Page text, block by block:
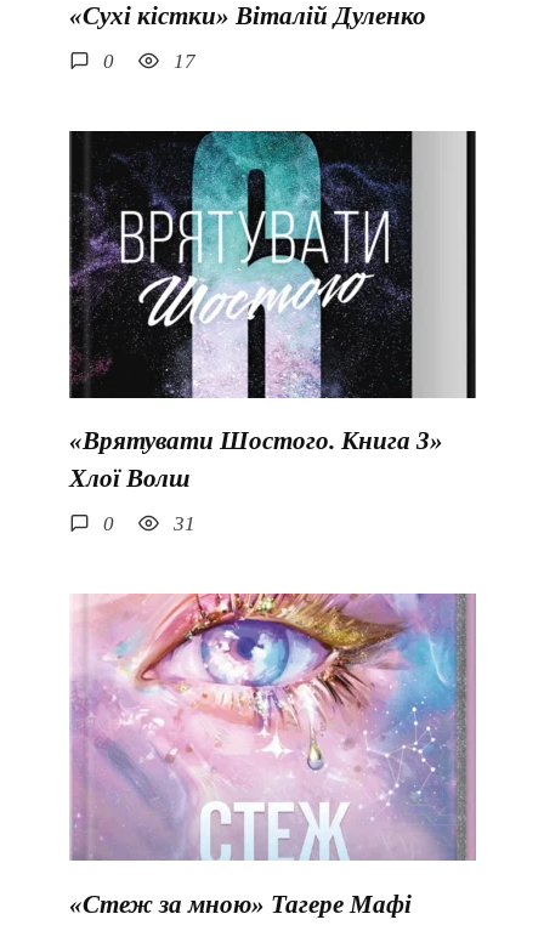
«Сухі кістки» Віталій Дуленко
0 17
«Врятувати Шостого. Книга 3»
Хлої Волш
0 31
«Стеж за мною» Тагере Мафі